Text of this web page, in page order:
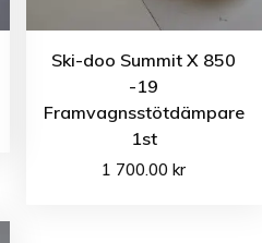
Ski-doo Summit X 850
-19
Framvagnsstötdämpare
1st
1 700.00kr